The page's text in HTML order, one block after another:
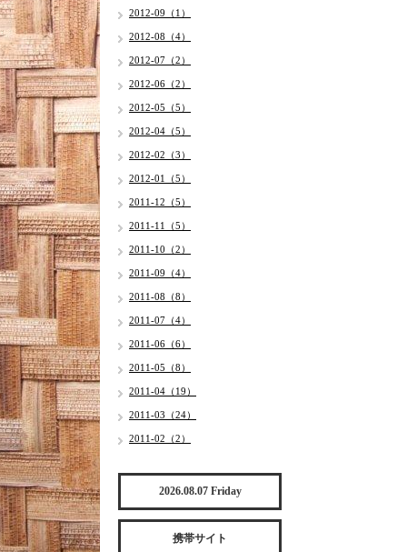
2012-09（1）
2012-08（4）
2012-07（2）
2012-06（2）
2012-05（5）
2012-04（5）
2012-02（3）
2012-01（5）
2011-12（5）
2011-11（5）
2011-10（2）
2011-09（4）
2011-08（8）
2011-07（4）
2011-06（6）
2011-05（8）
2011-04（19）
2011-03（24）
2011-02（2）
2026.08.07 Friday
携帯サイト